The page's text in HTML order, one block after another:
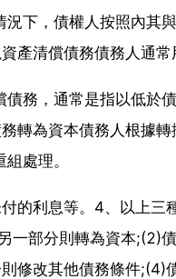
下，債權人按照內其
產清償債務債務人通常
務，通常是指以低於
轉為資本債務人根據
處理。
的利息等。4、以上三
一部分則轉為資本;(2)
修改其他債務條件;(4)